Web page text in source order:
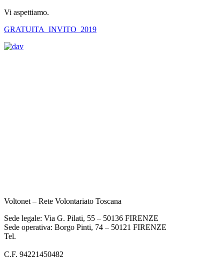
Vi aspettiamo.
GRATUITA_INVITO_2019
Voltonet – Rete Volontariato Toscana
Sede legale: Via G. Pilati, 55 – 50136 FIRENZE
Sede operativa: Borgo Pinti, 74 – 50121 FIRENZE
Tel.
C.F. 94221450482